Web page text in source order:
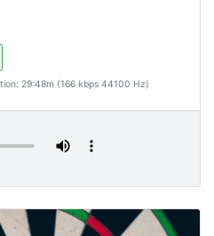
29:48m (166 kbps 44100 Hz)